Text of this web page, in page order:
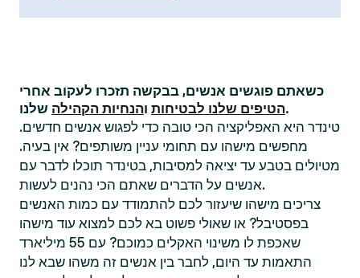
כשאתם פוגשים אנשים, בבקשה תזכרו לעקוב אחרי
הטיפים שלנו לבטיחות והנחיות הקהילה
שלנו.
טינדר היא האפליקציה הכי טובה כדי לפגוש אנשים חדשים.
מחפשים מישהו עם תחומי עניין משותפים? אין בעיה.
מטיולים בטבע עד יציאה למסיבות, בטינדר תוכלו לדבר עם
אנשים על הדברים שאתם הכי נהנים לעשות.
צריכים מישהו שיעזור לכם להתמודד עם כמות האנשים
בפסטיבל? או שאולי פשוט בא לכם למצוא עוד מישהו
שאכפת לו משינוי האקלים כמוכם? עם 55 מיליארד
התאמות עד היום, לחבר בין אנשים זה משהו שבא לנו